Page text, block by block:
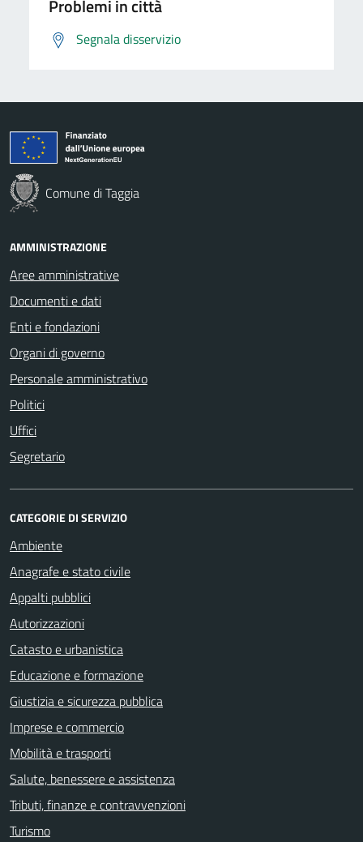
Problemi in città
Segnala disservizio
Comune di Taggia
AMMINISTRAZIONE
Aree amministrative
Documenti e dati
Enti e fondazioni
Organi di governo
Personale amministrativo
Politici
Uffici
Segretario
CATEGORIE DI SERVIZIO
Ambiente
Anagrafe e stato civile
Appalti pubblici
Autorizzazioni
Catasto e urbanistica
Educazione e formazione
Giustizia e sicurezza pubblica
Imprese e commercio
Mobilità e trasporti
Salute, benessere e assistenza
Tributi, finanze e contravvenzioni
Turismo